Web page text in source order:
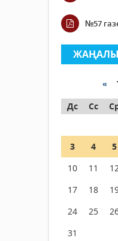
№57
«
Дс
Сс
3
4 5
10
11
17
18
24
25
31